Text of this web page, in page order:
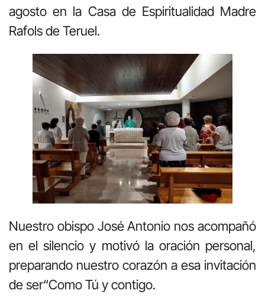
agosto en la Casa de Espiritualidad Madre
Rafols de Teruel.
Nuestro obispo José Antonio nos acompañó
en el silencio y motivó la oración personal,
preparando nuestro corazón a esa invitación
de ser“Como Tú y contigo.